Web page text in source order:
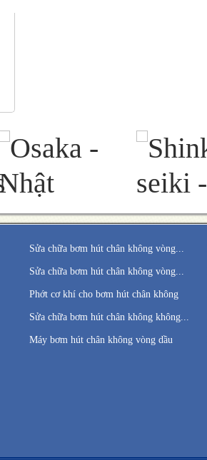
Sửa chữa bơm hút chân không vòng...
Sửa chữa bơm hút chân không vòng...
Phớt cơ khí cho bơm hút chân không
Sửa chữa bơm hút chân không không...
Máy bơm hút chân không vòng dầu